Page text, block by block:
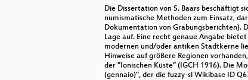
Die Dissertation von S. Baars beschäftigt
numismatische Methoden zum Einsatz,
Dokumentation von Grabungsberichten).
Lage auf. Eine recht genaue Angabe
modernen und/oder antiken Stadtkerne
Hinweise auf größere Regionen
der "Ionischen Küste” (IGCH 1916). Die
(gennaio)”, der die fuzzy-sl Wikibase ID